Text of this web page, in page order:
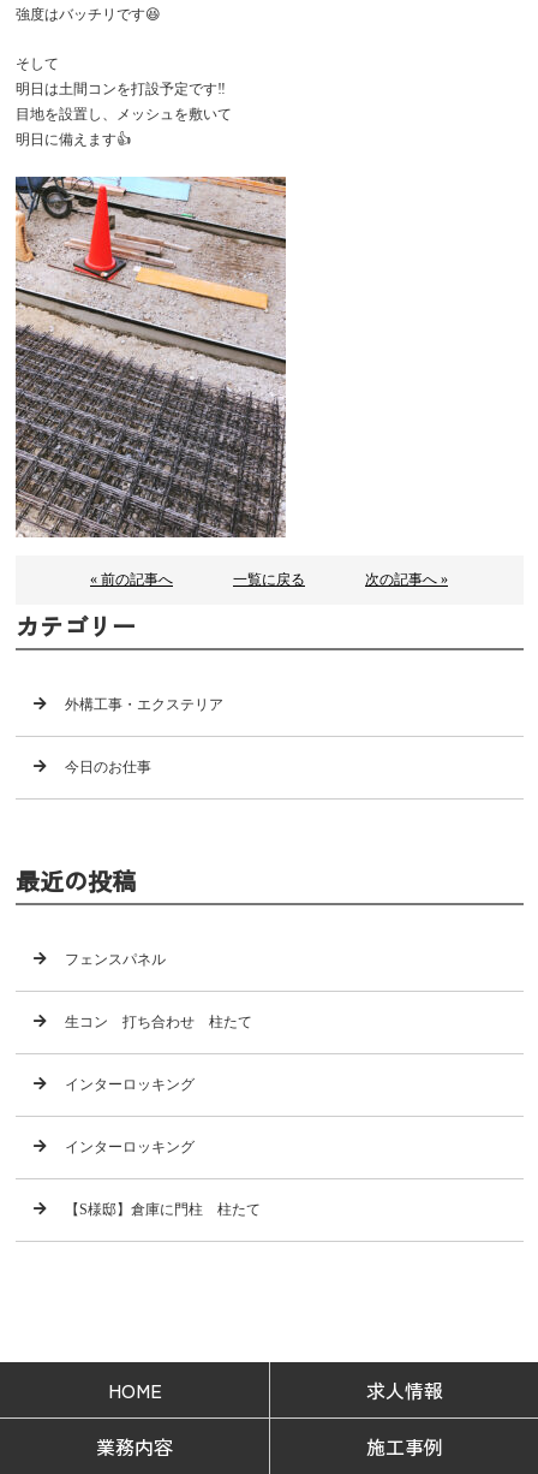
強度はバッチリです😆
そして
明日は土間コンを打設予定です‼️
目地を設置し、メッシュを敷いて
明日に備えます👍
« 前の記事へ 一覧に戻る 次の記事へ »
カテゴリー
外構工事・エクステリア
今日のお仕事
最近の投稿
フェンスパネル
生コン 打ち合わせ 柱たて
インターロッキング
インターロッキング
【S様邸】倉庫に門柱 柱たて
HOME
求人情報
業務内容
施工事例